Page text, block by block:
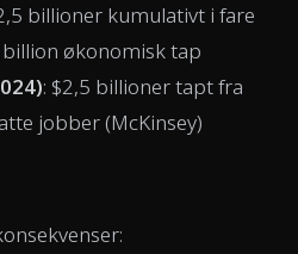
billioner kumulativt i fare
billion økonomisk tap
: $2,5 billioner tapt fra
jobber (McKinsey)